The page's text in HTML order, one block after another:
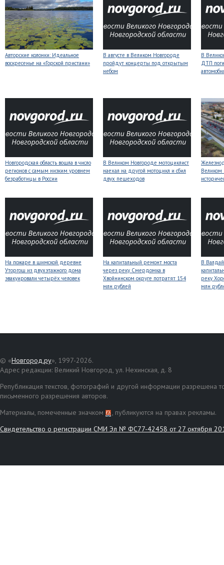
Авторские колонки: Идеальное
воскресенье на «Горской пристани»
В августе в Великом Новгороде
пройдут концерты под открытым
небом
В
ДТП
Новгородская область вошла в число
регионов с самым низким уровнем
безработицы в России
В Великом Новгороде мотоциклист
наехал на другой мотоцикл и сбил
двух пешеходов
Великом
На пожаре в шимской деревне
Уторгош из двухэтажного дома
эвакуировали четырёх человек
На капитальный ремонт моста
через реку Смердомка в
Хвойнинском округе потратят 154
млн рублей
В
реку
млн
© «Новгород.ру», 1997-2026.
Адрес редакции: Великий Новгород, ул. Нехинская, д. 8
Републикация текстов, фотографий и другой информации разрешена
письменного разрешения авторов.
Материалы, помеченные значком
, публикуются на правах рекламы.
Свидетельство о регистрации СМИ Эл № ФС77-42458 от 27 октября